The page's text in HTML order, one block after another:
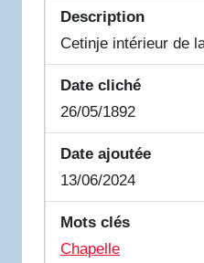
Description
Cetinje intérieur de
Date cliché
26/05/1892
Date ajoutée
13/06/2024
Mots clés
Chapelle